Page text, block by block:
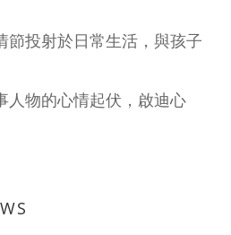
節投射於日常生活，與孩子
人物的心情起伏，啟迪心